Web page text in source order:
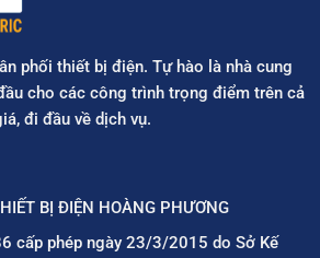
phối thiết bị điện. Tự hào là nhà cung
cho các công trình trọng điểm trên cả
đi đầu về dịch vụ.
BỊ ĐIỆN HOÀNG PHƯƠNG
cấp phép ngày 23/3/2015 do Sở Kế